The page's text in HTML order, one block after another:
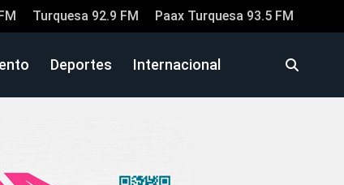
Turquesa 92.9 FM Paax Turquesa 93.5 FM
Deportes Internacional